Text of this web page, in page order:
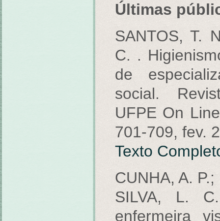
Últimas
SANTOS, T.
C. .
de
social.
UFPE On
701-709, fev.
Texto
CUNHA, A.
SILVA, L.
enfermeira